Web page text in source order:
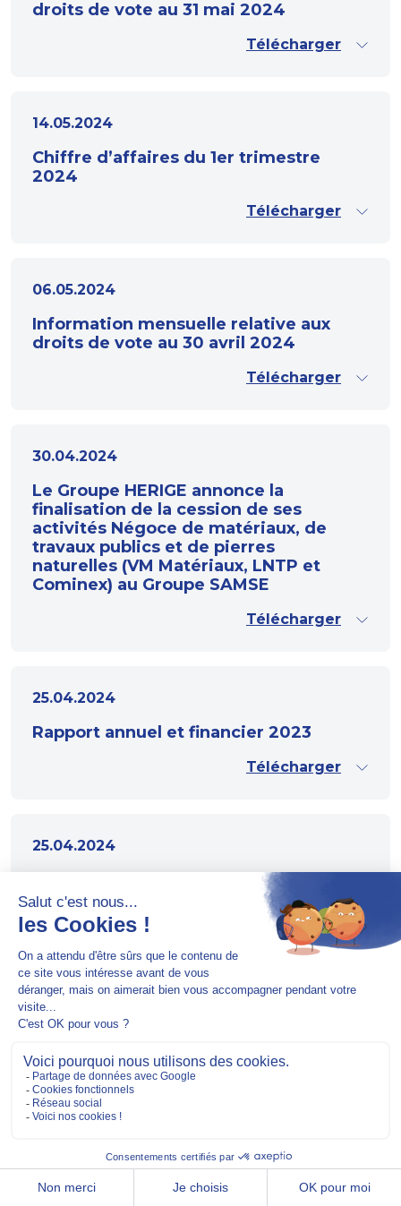
droits de vote au 31 mai 2024
Télécharger
14.05.2024
Chiffre d’affaires du 1er trimestre
2024
Télécharger
06.05.2024
Information mensuelle relative aux
droits de vote au 30 avril 2024
Télécharger
30.04.2024
Le Groupe HERIGE annonce la
finalisation de la cession de ses
activités Négoce de matériaux, de
travaux publics et de pierres
naturelles (VM Matériaux, LNTP et
Cominex) au Groupe SAMSE
Télécharger
25.04.2024
Rapport annuel et financier 2023
Télécharger
25.04.2024
Communiqué de mise à disposition
du rapport financier annuel au 31
décembre 2023
Télécharger
03.04.2024
Information mensuelle relative aux
droits de vote au 31 mars 2024
03.04.2024